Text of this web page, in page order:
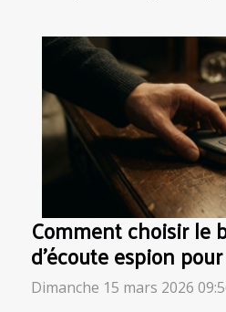
Comment choisir le
d'écoute espion
Dimanche 15 mars 2026